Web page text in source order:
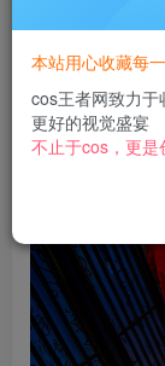
黄金
本站用心收藏每
cos王者网致力
更好的视觉盛宴
不止于cos，更